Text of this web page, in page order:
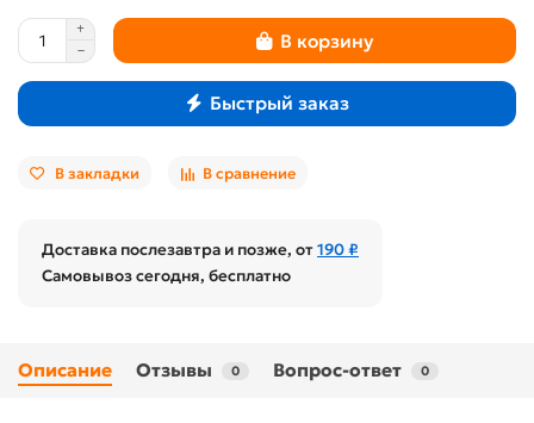
В корзину
Быстрый заказ
В закладки В сравнение
Доставка послезавтра и позже, от190 ₽
Самовывоз сегодня, бесплатно
Описание Отзывы 0 Вопрос-ответ 0